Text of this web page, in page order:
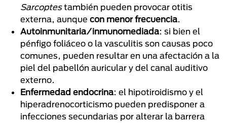
Sarcoptestambién pueden provocar otitis
externa, aunque con menor frecuencia.
Autoinmunitaria/inmunomediada: si bien el
pénfigo foliáceo o la vasculitis son causas poco
comunes, pueden resultar en una afectación a la
piel del pabellón auricular y del canal auditivo
externo.
Enfermedad endocrina: el hipotiroidismo y el
hiperadrenocorticismo pueden predisponer a
infecciones secundarias por alterar la barrera